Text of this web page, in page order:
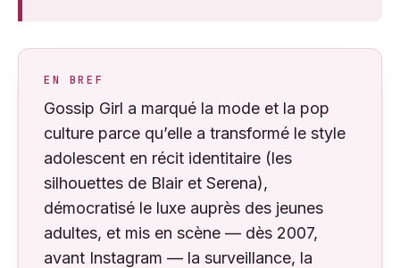
EN BREF
Gossip Girl a marqué la mode et la pop
culture parce qu’elle a transformé le style
adolescent en récit identitaire (les
silhouettes de Blair et Serena),
démocratisé le luxe auprès des jeunes
adultes, et mis en scène — dès 2007,
avant Instagram — la surveillance, la